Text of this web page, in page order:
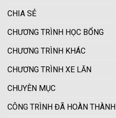
CHIA SẺ
CHƯƠNG TRÌNH HỌC BỔNG
CHƯƠNG TRÌNH KHÁC
CHƯƠNG TRÌNH XE LĂN
CHUYÊN MỤC
CÔNG TRÌNH ĐÃ HOÀN THÀNH